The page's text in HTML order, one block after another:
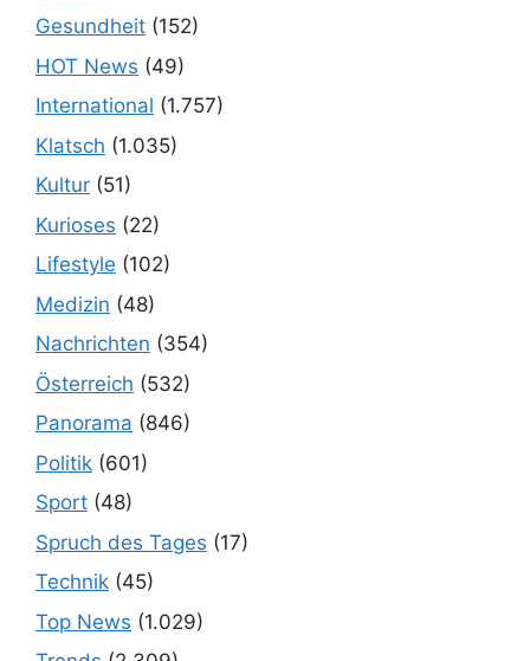
Gesundheit (152)
HOT News (49)
International (1.757)
Klatsch (1.035)
Kultur (51)
Kurioses (22)
Lifestyle (102)
Medizin (48)
Nachrichten (354)
Österreich (532)
Panorama (846)
Politik (601)
Sport (48)
Spruch des Tages (17)
Technik (45)
Top News (1.029)